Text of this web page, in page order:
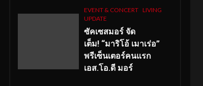
EVENT & CONCERT LIVING
UPDATE
ซัคเซสมอร์ จัด
เต็ม! “มาริโอ้ เมาเร่อ”
พรีเซ็นเตอร์คนแรก
เอส.โอ.ดี มอร์